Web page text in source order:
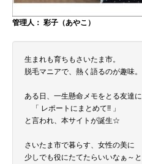
管理人： 彩子（あやこ）
生まれも育ちもさいたま市。
脱毛マニアで、熱く語るのが趣味。
ある日、一生懸命メモをとる友達に
「 レポートにまとめて!! 」
と言われ、本サイトが誕生☆
さいたま市で暮らす、女性の美に
少しでも役にたてたらいいなぁ～と